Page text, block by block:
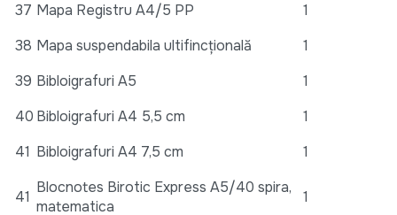
37 Mapa Registru A4/5 PP
1
38 Mapa suspendabila ultifincțională
1
39 Bibloigrafuri A5
1
40 Bibloigrafuri A4 5,5 cm
1
41 Bibloigrafuri A4 7,5 cm 1
41
Blocnotes Birotic Express A5/40 spira,
matematica
1